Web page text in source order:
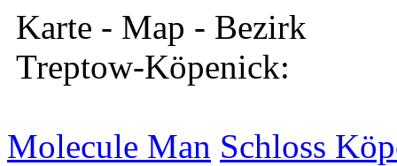
Karte - Map - Bezirk
Treptow-Köpenick:
Molecule Man Schloss